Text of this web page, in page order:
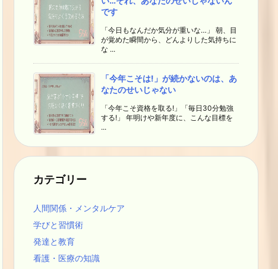
です
「今日もなんだか気分が重いな…」 朝、目
が覚めた瞬間から、どんよりした気持ちに
な ...
「今年こそは!」が続かないのは、あ
なたのせいじゃない
「今年こそ資格を取る!」「毎日30分勉強
する!」 年明けや新年度に、こんな目標を
...
カテゴリー
人間関係・メンタルケア
学びと習慣術
発達と教育
看護・医療の知識